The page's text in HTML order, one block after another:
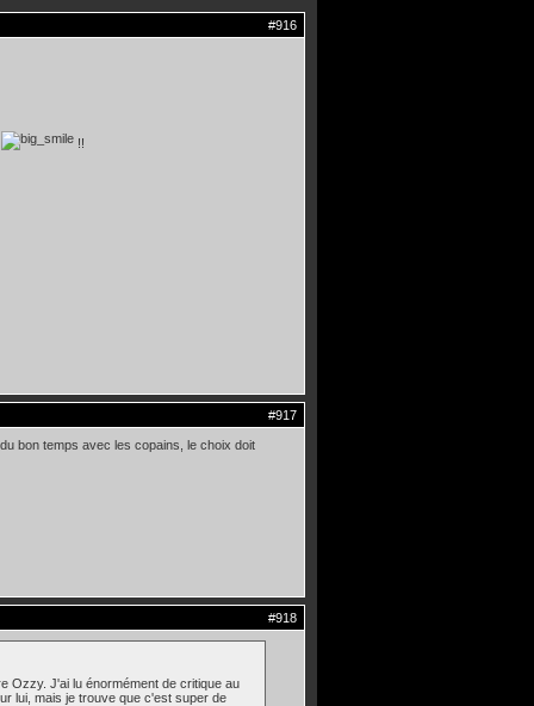
#916
!!
#917
bon temps avec les copains, le choix doit
#918
Ozzy. J'ai lu énormément de critique au
lui, mais je trouve que c'est super de